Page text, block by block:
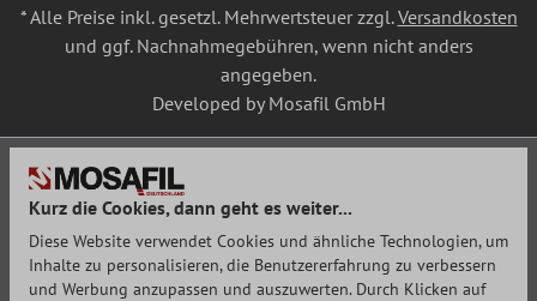
* Alle Preise inkl. gesetzl. Mehrwertsteuer zzgl.Versandkosten
und ggf. Nachnahmegebühren, wenn nicht anders
angegeben.
Developed by Mosafil GmbH
Kurz die Cookies, dann geht es weiter...
Diese Website verwendet Cookies und ähnliche Technologien, um
Inhalte zu personalisieren, die Benutzererfahrung zu verbessern
und Werbung anzupassen und auszuwerten. Durch Klicken auf